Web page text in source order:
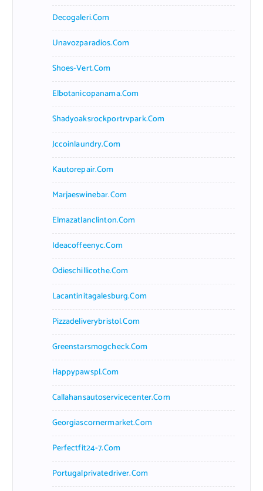
Decogaleri.com
Unavozparadios.com
Shoes-Vert.com
Elbotanicopanama.com
Shadyoaksrockportrvpark.com
Jccoinlaundry.com
Kautorepair.com
Marjaeswinebar.com
Elmazatlanclinton.com
Ideacoffeenyc.com
Odieschillicothe.com
Lacantinitagalesburg.com
Pizzadeliverybristol.com
Greenstarsmogcheck.com
Happypawspl.com
Callahansautoservicecenter.com
Georgiascornermarket.com
Perfectfit24-7.com
Portugalprivatedriver.com